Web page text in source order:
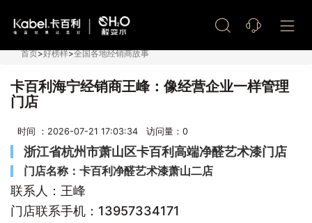
首页>好榜样>全国各地经销商故事
卡百利海宁经销商王峰：像经营企业一样管理
门店
时间 ：2026-07-21 17:03:34 访问量： 0
浙江省杭州市萧山区卡百利高端净醛艺术漆门店
门店名称：卡百利净醛艺术漆萧山二店
联系人：王峰
门店联系手机：13957334171